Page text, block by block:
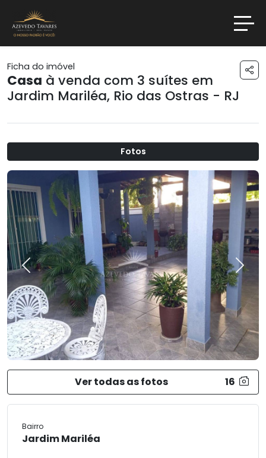
Ficha do imóvel
Casa à venda com 3 suítes em
Jardim Mariléa, Rio das Ostras - RJ
Fotos
Previous Next
Ver todas as fotos 16
Bairro
Jardim Mariléa